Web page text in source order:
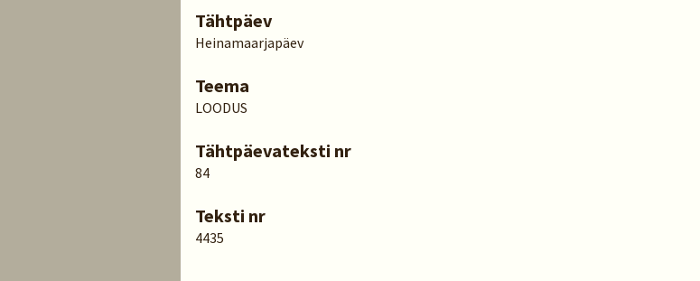
Tähtpäev
Heinamaarjapäev
Teema
LOODUS
Tähtpäevateksti nr
84
Teksti nr
4435